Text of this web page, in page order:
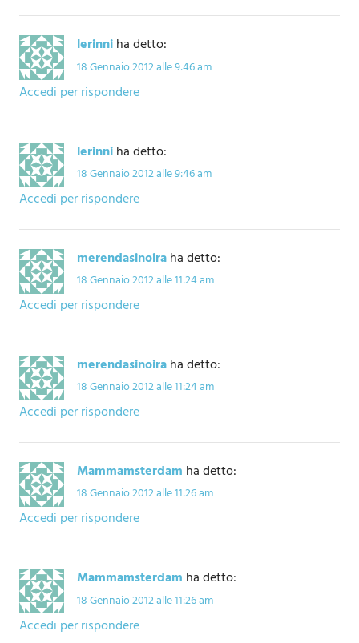
lerinniha detto:
18 Gennaio 2012 alle 9:46 am
Accedi per rispondere
lerinniha detto:
18 Gennaio 2012 alle 9:46 am
Accedi per rispondere
merendasinoiraha detto:
18 Gennaio 2012 alle 11:24 am
Accedi per rispondere
merendasinoiraha detto:
18 Gennaio 2012 alle 11:24 am
Accedi per rispondere
Mammamsterdam ha detto:
18 Gennaio 2012 alle 11:26 am
Accedi per rispondere
Mammamsterdam ha detto:
18 Gennaio 2012 alle 11:26 am
Accedi per rispondere